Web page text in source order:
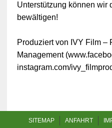
Unterstützung können wir
bewältigen!
Produziert von IVY Film –
Management
instagram.com/
SITEMAP ANFAHRT